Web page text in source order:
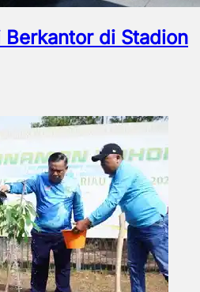
Berkantor di Stadion